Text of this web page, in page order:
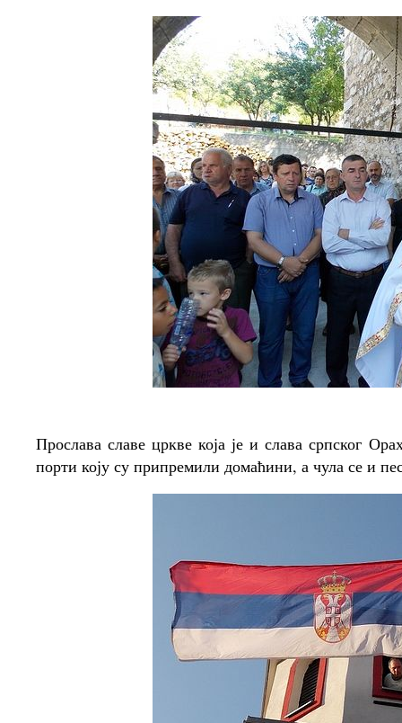
Прослава славе цркве која је и слава српског
порти коју су припремили домаћини, а чула се и